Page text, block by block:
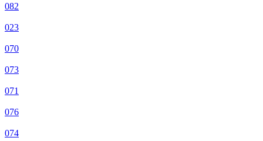
082
023
070
073
071
076
074